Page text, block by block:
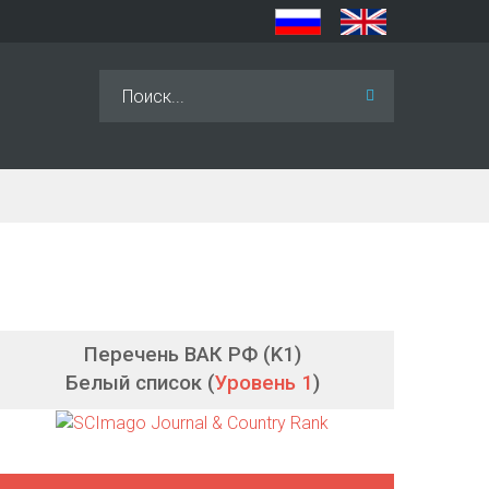
Перечень ВАК РФ (K1)
Белый список (Уровень 1)